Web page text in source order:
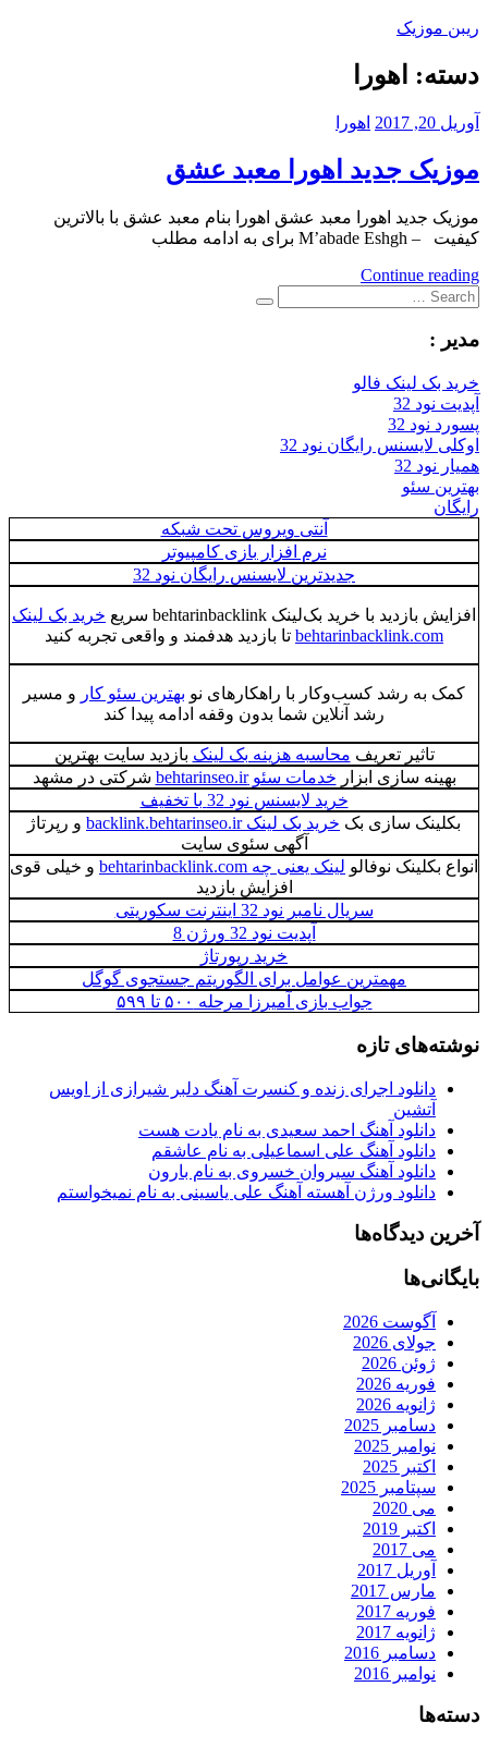
Skip
ریبن موزیک
دانلود
جدید
دسته: اهورا
آوریل 20, 2017 اهورا
موزیک جدید اهورا معبد عشق
موزیک جدید اهورا معبد عشق اهورا بنام معبد عشق با بالاترین
کیفیت – M’abade Eshgh برای به ادامه مطلب
Continue reading
Search
for:
Search
مدیر :
خرید بک لینک فالو
آپدیت نود 32
پسورد نود 32
اوکلی لایسنس رایگان نود 32
همیار نود 32
بهترین سئو
رایگان
آنتی ویروس تحت شبکه
نرم افزار بازی کامپیوتر
جدیدترین لایسنس رایگان نود 32
افزایش بازدید با خرید بک‌لینک behtarinbacklink سریع
خرید بک لینک
behtarinbacklink.com تا بازدید هدفمند و واقعی تجربه کنید
کمک به رشد کسب‌وکار با راهکارهای نو بهترین سئو کار و مسیر
رشد آنلاین شما بدون وقفه ادامه پیدا کند
تاثیر تعریف محاسبه هزینه بک لینک بازدید سایت بهترین
بهینه سازی ابزار خدمات سئو behtarinseo.ir
شرکتی در مشهد
خرید لایسنس نود 32 با تخفیف
بکلینک سازی بک خرید بک لینک backlink.behtarinseo.ir
و رپرتاژ
آگهی سئوی سایت
انواع بکلینک نوفالو لینک یعنی چه behtarinbacklink.com
و خیلی قوی
افزایش بازدید
سریال نامبر نود 32 اینترنت سکوریتی
آپدیت نود 32 ورژن 8
خرید رپورتاژ
مهمترین عوامل برای الگوریتم جستجوی گوگل
جواب بازی آمیرزا مرحله ۵۰۰ تا ۵۹۹
نوشته‌های تازه
دانلود اجرای زنده و کنسرت آهنگ دلبر شیرازی از اویس
آتشین
دانلود آهنگ احمد سعیدی به نام یادت هست
دانلود آهنگ علی اسماعیلی به نام عاشقم
دانلود آهنگ سیروان خسروی به نام بارون
دانلود ورژن آهسته آهنگ علی یاسینی به نام نمیخواستم
آخرین دیدگاه‌ها
بایگانی‌ها
آگوست 2026
جولای 2026
ژوئن 2026
فوریه 2026
ژانویه 2026
دسامبر 2025
نوامبر 2025
اکتبر 2025
سپتامبر 2025
می 2020
اکتبر 2019
می 2017
آوریل 2017
مارس 2017
فوریه 2017
ژانویه 2017
دسامبر 2016
نوامبر 2016
دسته‌ها